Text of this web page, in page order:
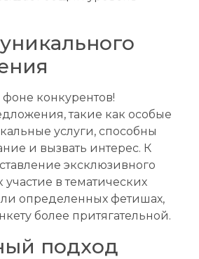
конкурентов!
такие как особые
услуги, способны
и вызвать интерес. К
эксклюзивного
участие в тематических
определенных фетишах,
более притягательной.
подход